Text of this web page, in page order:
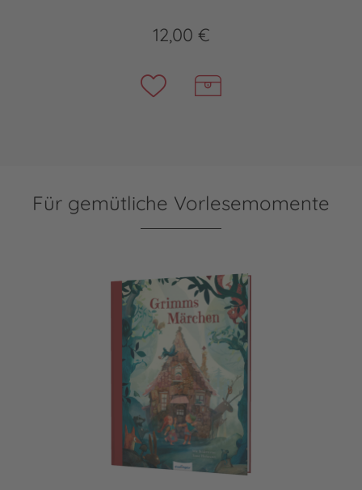
12,00 €
Für gemütliche Vorlesemomente